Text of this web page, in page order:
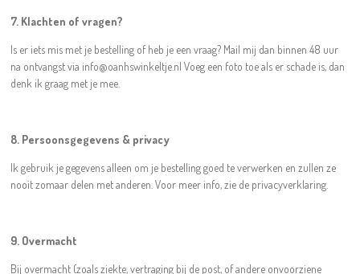
7. Klachten of vragen?
Is er iets mis met je bestelling of heb je een vraag? Mail mij dan binnen 48 uur
na ontvangst via info@oanhswinkeltje.nl Voeg een foto toe als er schade is, dan
denk ik graag met je mee.
8. Persoonsgegevens & privacy
Ik gebruik je gegevens alleen om je bestelling goed te verwerken en zullen ze
nooit zomaar delen met anderen. Voor meer info, zie de privacyverklaring.
9. Overmacht
Bij overmacht (zoals ziekte, vertraging bij de post, of andere onvoorziene